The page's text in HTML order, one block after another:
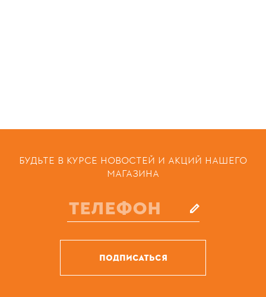
БУДЬТЕ В КУРСЕ НОВОСТЕЙ И АКЦИЙ НАШЕГО
МАГАЗИНА
ПОДПИСАТЬСЯ